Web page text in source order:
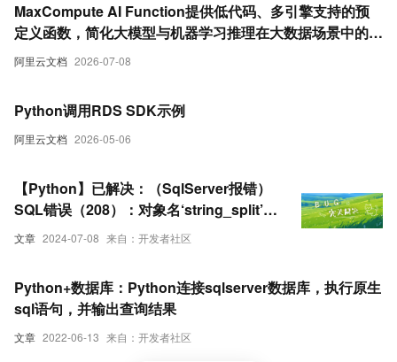
阿里云文档 2026-07-08
MaxCompute AI Function提供低代码、多引擎支持的预
定义函数，简化大模型与机器学习推理在大数据场景中的应
用。更加便捷的通过SQL或Python调用大模型和机器学习
阿里云文档 2026-05-06
Python调用RDS SDK示例
文章 2024-07-08 来自：开发者社区
【Python】已解决：（SqlServer报错）
SQL错误（208）：对象名‘string_split’无
效
文章 2022-06-13 来自：开发者社区
Python+数据库：Python连接sqlserver数据库，执行原生
sql语句，并输出查询结果